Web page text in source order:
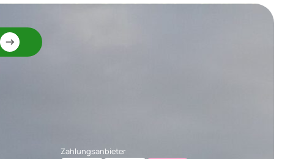
Zahlungsanbieter